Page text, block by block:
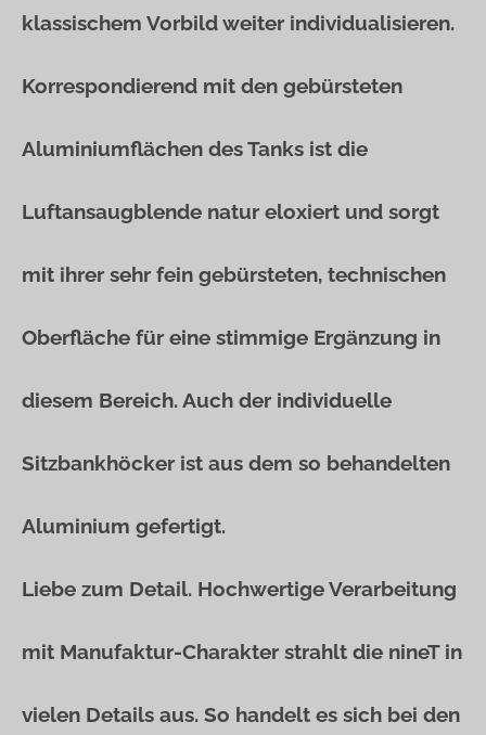
klassischem Vorbild weiter individualisieren.
Korrespondierend mit den gebürsteten
Aluminiumflächen des Tanks ist die
Luftansaugblende natur eloxiert und sorgt
mit ihrer sehr fein gebürsteten, technischen
Oberfläche für eine stimmige Ergänzung in
diesem Bereich. Auch der individuelle
Sitzbankhöcker ist aus dem so behandelten
Aluminium gefertigt.
Liebe zum Detail. Hochwertige Verarbeitung
mit Manufaktur-Charakter strahlt die nineT in
vielen Details aus. So handelt es sich bei den